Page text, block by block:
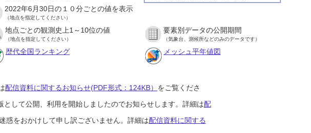
2022年6月30日の１０分ごとの値を表示
（地点を指定してください）
地点ごとの観測史上1～10位の値
（地点を指定してください）
要素別データの公開期間
（気象台、測候所などのみのデータです）
歴代全国ランキング メッシュ平年値図
配信資料に関するお知らせ(PDF形式：124KB） をご覧くださ
して公開、利用を開始しましたのでお知らせします。詳細は配
惑をおかけして申し訳ございません。詳細は配信資料に関する